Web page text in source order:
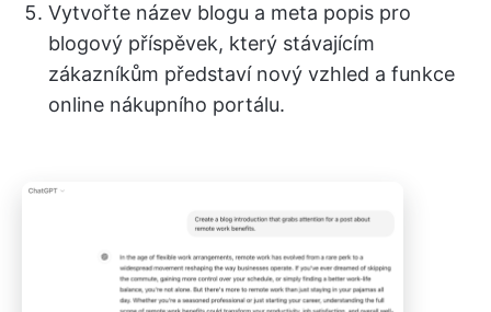
Vytvořte název blogu a meta popis pro
blogový příspěvek, který stávajícím
zákazníkům představí nový vzhled a funkce
online nákupního portálu.